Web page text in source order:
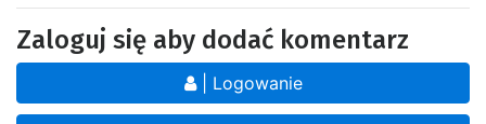
Zaloguj się aby dodać komentarz
| Logowanie